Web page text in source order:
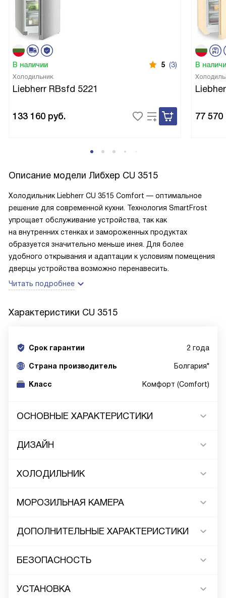
В наличии 5 (3)
Холодильник
Liebherr RBsfd 5221
133 160 руб.
В
77 570
Описание модели Либхер CU 3515
Холодильник Liebherr CU 3515 Comfort — оптимальное
решение для современной кухни. Технология SmartFrost
упрощает обслуживание устройства, так как
на внутренних стенках и замороженных продуктах
образуется значительно меньше инея. Для более
удобного открывания и адаптации к условиям помещения
дверцы устройства возможно перенавесить.
Читать подробнее
Характеристики CU 3515
Срок гарантии 2 года
Cтрана производитель Болгария*
Класс Комфорт (Comfort)
ОСНОВНЫЕ ХАРАКТЕРИСТИКИ
ДИЗАЙН
ХОЛОДИЛЬНИК
МОРОЗИЛЬНАЯ КАМЕРА
ДОПОЛНИТЕЛЬНЫЕ ХАРАКТЕРИСТИКИ
БЕЗОПАСНОСТЬ
УСТАНОВКА